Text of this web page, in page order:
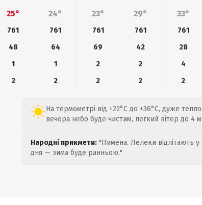
25°
24° 23° 29° 33°
761 761 761 761 761
48
64 69 42 28
1
1 2 2 4
2
2 2 2 2
На термометрі від +22°C до +36°C, дуже
вечора небо буде чистим, легкий вітер до 4
Народні прикмети: "Пимена. Лелеки відлітають у
дня — зима буде ранньою."